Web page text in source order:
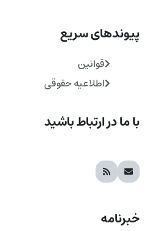
پیوندهای سریع
قوانین
اطلاعیه حقوقی
با ما در ارتباط باشید
خبرنامه